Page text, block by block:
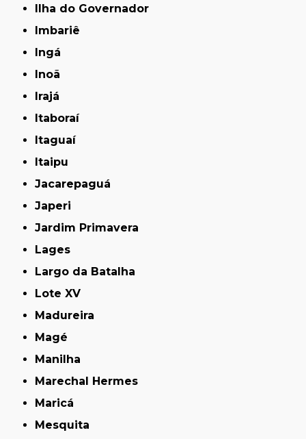
Ilha do Governador
Imbariê
Ingá
Inoã
Irajá
Itaboraí
Itaguaí
Itaipu
Jacarepaguá
Japeri
Jardim Primavera
Lages
Largo da Batalha
Lote XV
Madureira
Magé
Manilha
Marechal Hermes
Maricá
Mesquita